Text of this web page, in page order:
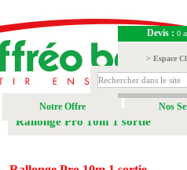
Devis : 0
> Espace
> Espace
Notre Offre Nos
Rallonge Pro 10m 1 sortie